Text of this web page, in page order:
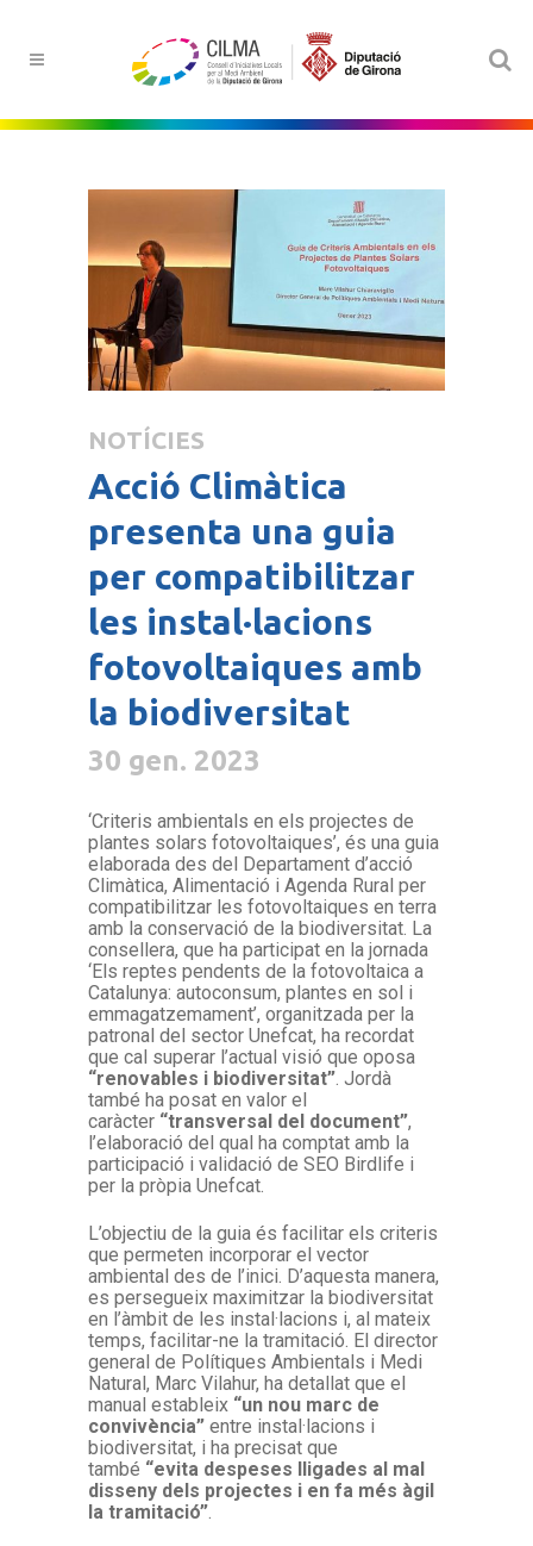
NOTÍCIES
Acció Climàtica
presenta una guia
per compatibilitzar
les instal·lacions
fotovoltaiques amb
la biodiversitat
30 gen. 2023
‘Criteris ambientals en els projectes de
plantes solars fotovoltaiques’, és una guia
elaborada des del Departament d’acció
Climàtica, Alimentació i Agenda Rural per
compatibilitzar les fotovoltaiques en terra
amb la conservació de la biodiversitat. La
consellera, que ha participat en la jornada
‘Els reptes pendents de la fotovoltaica a
Catalunya: autoconsum, plantes en sol i
emmagatzemament’, organitzada per la
patronal del sector Unefcat, ha recordat
que cal superar l’actual visió que oposa
“renovables i biodiversitat” . Jordà
també ha posat en valor el
caràcter “transversal del document”,
l’elaboració del qual ha comptat amb la
participació i validació de SEO Birdlife i
per la pròpia Unefcat.
L’objectiu de la guia és facilitar els criteris
que permeten incorporar el vector
ambiental des de l’inici. D’aquesta manera,
es persegueix maximitzar la biodiversitat
en l’àmbit de les instal·lacions i, al mateix
temps, facilitar-ne la tramitació. El director
general de Polítiques Ambientals i Medi
Natural, Marc Vilahur, ha detallat que el
manual estableix “un nou marc de
convivència” entre instal·lacions i
biodiversitat, i ha precisat que
també “evita despeses lligades al mal
disseny dels projectes i en fa més àgil
la tramitació”